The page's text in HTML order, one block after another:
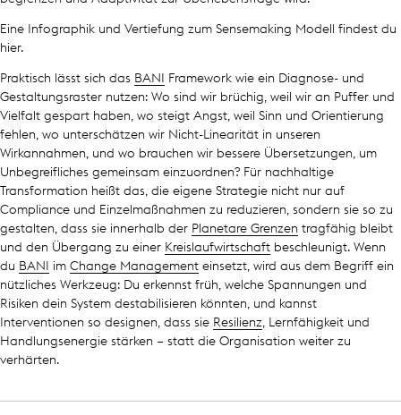
Eine Infographik und Vertiefung zum Sensemaking Modell findest du
hier.
Praktisch lässt sich das BANI
Framework wie ein Diagnose- und
Gestaltungsraster nutzen: Wo sind wir brüchig, weil wir an Puffer und
Vielfalt gespart haben, wo steigt Angst, weil Sinn und Orientierung
fehlen, wo unterschätzen wir Nicht-Linearität in unseren
Wirkannahmen, und wo brauchen wir bessere Übersetzungen, um
Unbegreifliches gemeinsam einzuordnen? Für nachhaltige
Transformation heißt das, die eigene Strategie nicht nur auf
Compliance und Einzelmaßnahmen zu reduzieren, sondern sie so zu
gestalten, dass sie innerhalb der Planetare Grenzen tragfähig bleibt
und den Übergang zu einer Kreislaufwirtschaft beschleunigt. Wenn
du BANI im Change Management einsetzt, wird aus dem Begriff ein
nützliches Werkzeug: Du erkennst früh, welche Spannungen und
Risiken dein System destabilisieren könnten, und kannst
Interventionen so designen, dass sie Resilienz , Lernfähigkeit und
Handlungsenergie stärken – statt die Organisation weiter zu
verhärten.